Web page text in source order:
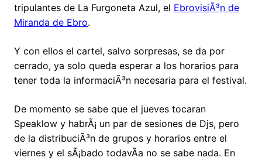
tripulantes de La Furgoneta Azul, el EbrovisiÃ³n de
Miranda de Ebro.
Y con ellos el cartel, salvo sorpresas, se da por
cerrado, ya solo queda esperar a los horarios para
tener toda la informaciÃ³n necesaria para el festival.
De momento se sabe que el jueves tocaran
Speaklow y habrÃ¡ un par de sesiones de Djs, pero
de la distribuciÃ³n de grupos y horarios entre el
viernes y el sÃ¡bado todavÃ­a no se sabe nada. En